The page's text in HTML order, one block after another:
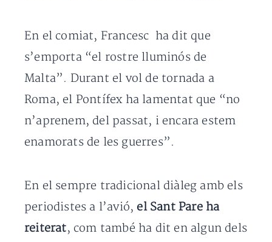
En el comiat, Francesc ha dit que
s’emporta “el rostre lluminós de
Malta”. Durant el vol de tornada a
Roma, el Pontífex ha lamentat que “no
n’aprenem, del passat, i encara estem
enamorats de les guerres”.
En el sempre tradicional diàleg amb els
periodistes a l’avió, el Sant Pare ha
reiterat, com també ha dit en algun dels